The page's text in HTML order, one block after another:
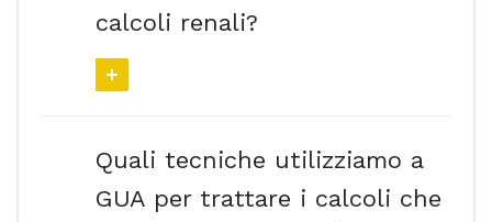
calcoli renali?
Quali tecniche utilizziamo a
GUA per trattare i calcoli che